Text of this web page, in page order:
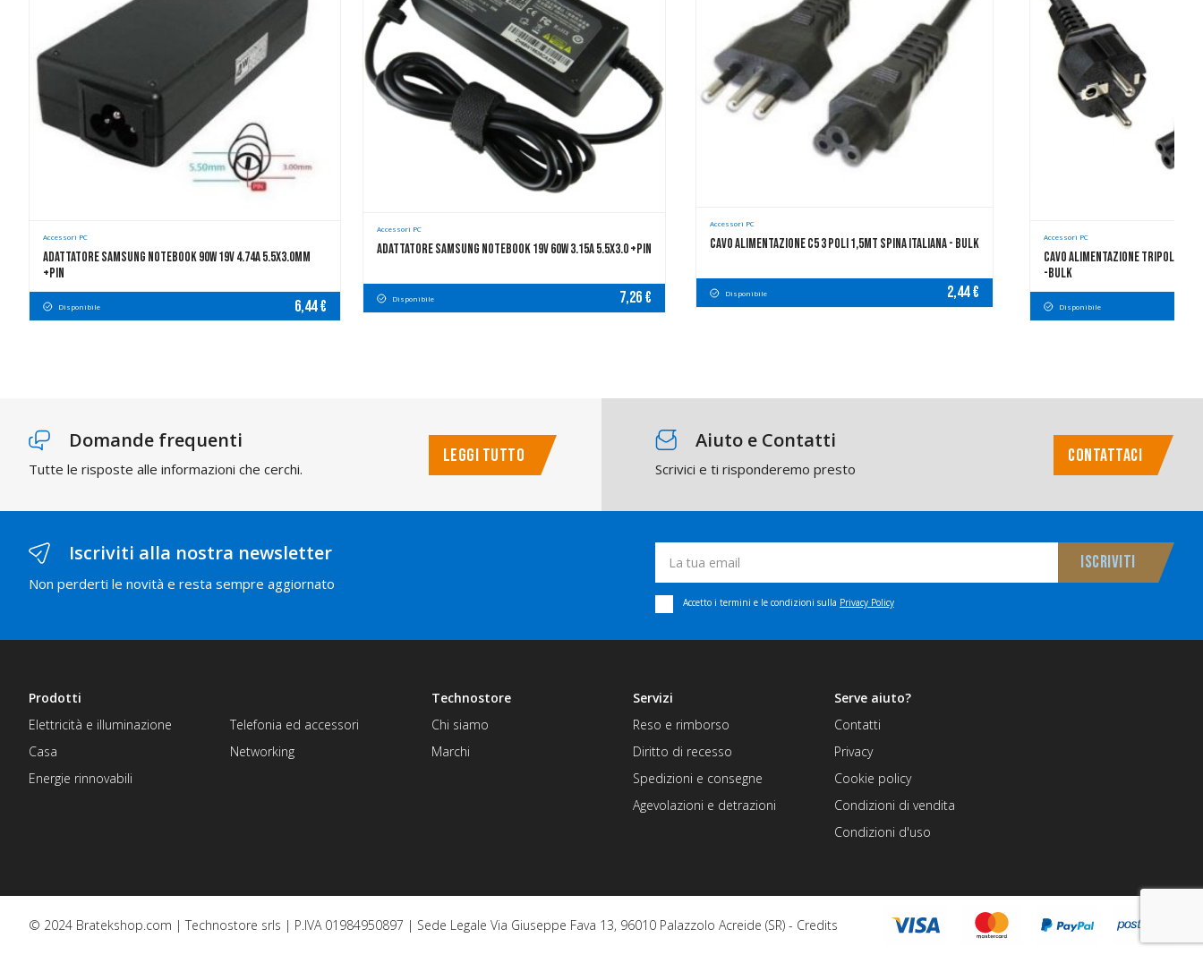
Accessori PC
Adattatore Samsung Notebook 90W 19V 4.74A 5.5x3.0mm
+pin
Disponibile 6,44 €
Accessori PC
Adattatore Samsung Notebook 19V 60W 3.15A 5.5x3.0 +pin
Disponibile 7,26 €
Accessori PC
Cavo Alimentazione C5 3 Poli 1,5mt Spina Italiana - Bulk
Disponibile 2,44 €
Accessori PC
Cavo Alimentazione Tripolare
-bulk
Disponibile
Domande frequenti
Tutte le risposte alle informazioni che cerchi.
LEGGI TUTTO
Aiuto e Contatti
Scrivici e ti risponderemo presto
CONTATTACI
Iscriviti alla nostra newsletter
Non perderti le novità e resta sempre aggiornato
Accetto i termini e le condizioni sulla Privacy Policy
Prodotti
Elettricità e illuminazione
Casa
Energie rinnovabili
Telefonia ed accessori
Networking
Technostore
Chi siamo
Marchi
Servizi
Reso e rimborso
Diritto di recesso
Spedizioni e consegne
Agevolazioni e detrazioni
Serve aiuto?
Contatti
Privacy
Cookie policy
Condizioni di vendita
Condizioni d'uso
© 2024 Bratekshop.com | Technostore srls | P.IVA 01984950897 | Sede Legale Via Giuseppe Fava 13, 96010 Palazzolo Acreide (SR) - Credits